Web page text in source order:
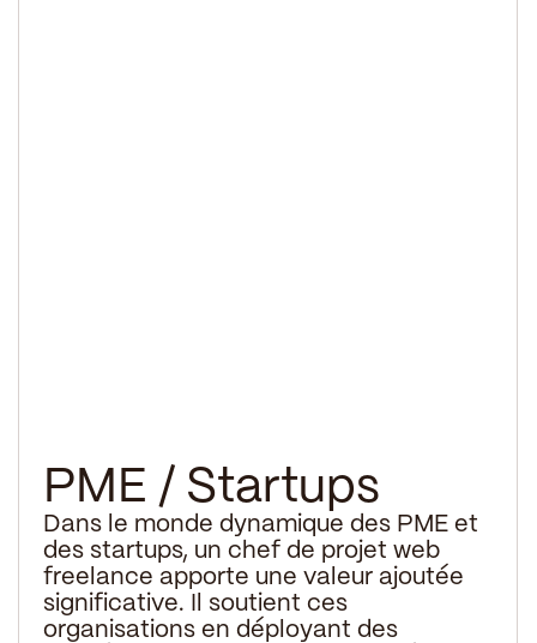
PME / Startups
Dans le monde dynamique des PME et
des startups, un chef de projet web
freelance apporte une valeur ajoutée
significative. Il soutient ces
organisations en déployant des